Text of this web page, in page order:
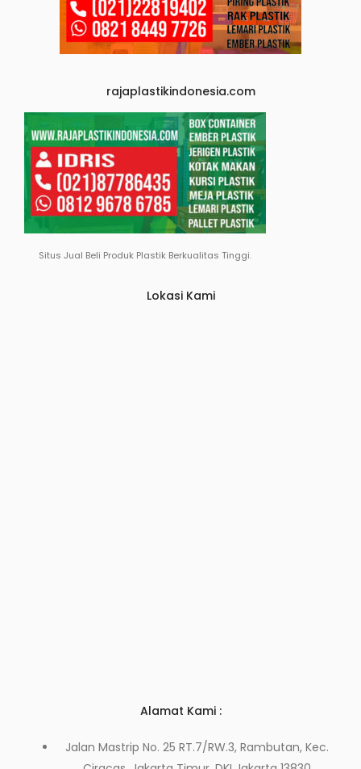
rajaplastikindonesia.com
Situs Jual Beli Produk Plastik Berkualitas Tinggi.
Lokasi Kami
Alamat Kami :
Jalan Mastrip No. 25 RT.7/RW.3, Rambutan, Kec.